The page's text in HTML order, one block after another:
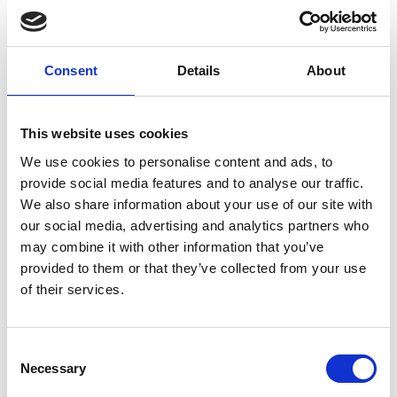
Consent Details About
This website uses cookies
We use cookies to personalise content and ads, to
provide social media features and to analyse our traffic.
We also share information about your use of our site with
our social media, advertising and analytics partners who
may combine it with other information that you’ve
provided to them or that they’ve collected from your use
of their services.
Selection
Necessary
zu gewährleisten.
Unternehmens auf
derselben Seite?
Die effektive Verwaltung von Lieferanten ist ein
grundlegender Bestandteil des Unternehmenserfolgs,
doch ist dies ein komplexer Prozess, der mehrere
Schritte umfasst. S2P-Lösungen können ein
effektives Lieferantenmanagement unterstützen,
Leistungsbewertung verbessern. Nachhaltige und
Integration von strategischen Beschaffungs- und
Prüfverfahren in den Beschaffungsprozess gefördert